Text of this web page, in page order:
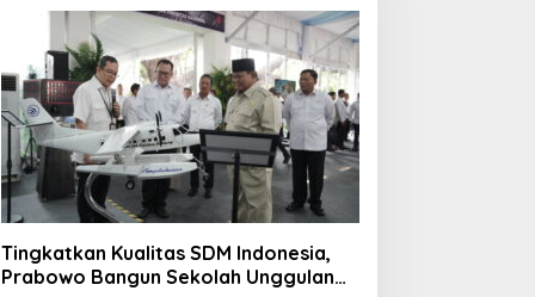
Tingkatkan Kualitas SDM Indonesia,
Prabowo Bangun Sekolah Unggulan